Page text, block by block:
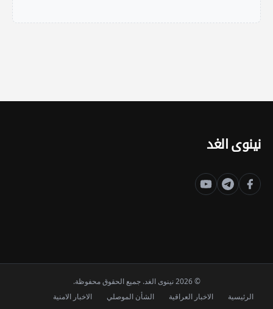
نينوى الغد
© 2026 نينوى الغد. جميع الحقوق محفوظة.
الرئيسية الاخبار العراقية الشأن الموصلي
الاخبار الامنية